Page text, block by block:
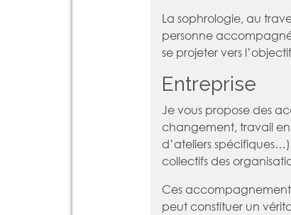
La sophrologie, au
personne
se projeter vers
Entreprise
Je vous propose des
changement, travail
d’ateliers
collectifs des
Ces
peut constituer un